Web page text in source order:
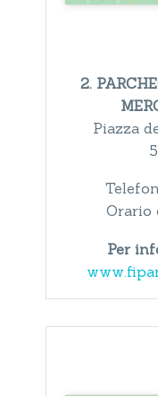
2.
Piazza
Orario
Per